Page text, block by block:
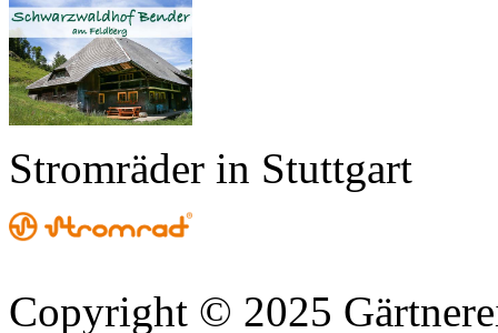
Stromräder in Stuttgart
Copyright © 2025